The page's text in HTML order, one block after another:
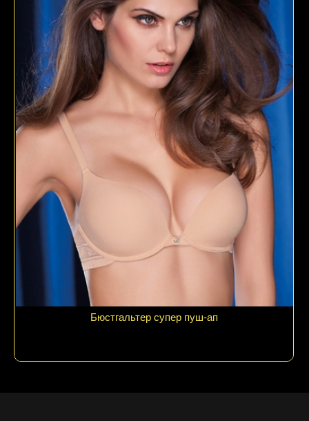
Бюстгальтер супер пуш-ап